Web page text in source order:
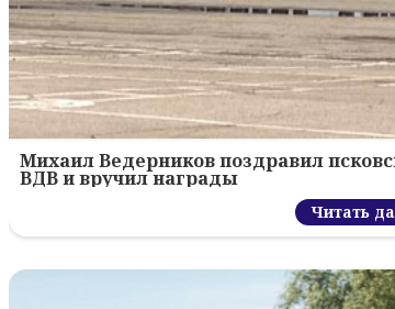
Михаил Ведерников поздравил
ВДВ и вручил награды
Читать